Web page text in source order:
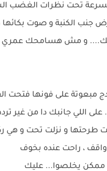
تحت نظرات الغضب
جنب الكنبة و صوت بكائها
و مش هسامحك عمري
على فونها فتحت
اللي جانبك دا من غير
طرحتها و نزلت تحت و هي
واقف ، راحت عنده بخوف
ممكن يخلصوا... عليك